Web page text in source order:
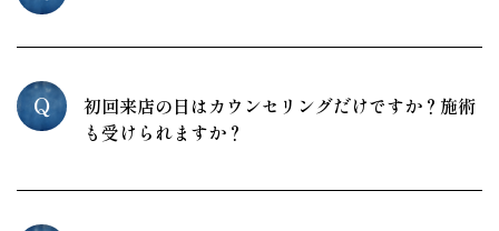
Q
初回来店の日はカウンセリングだけですか？施術
も受けられますか？